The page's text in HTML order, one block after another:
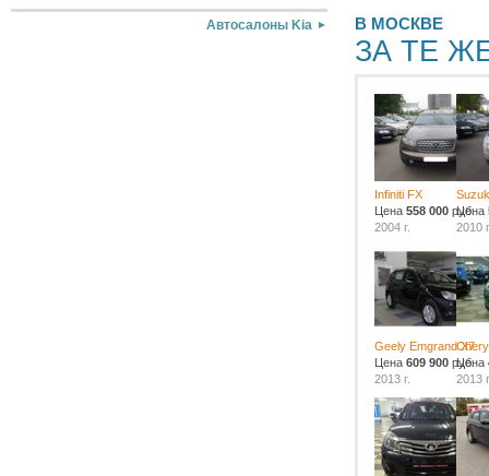
Автосалоны Kia В МОСКВЕ
ЗА ТЕ
Infiniti FX
Цена 558 000 руб.
2004 г.
Цена
2010
Geely Emgrand X7
Цена 609 900 руб.
2013 г.
Цена
2013